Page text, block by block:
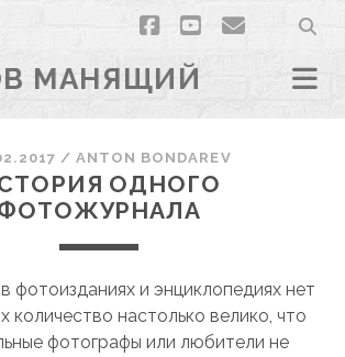
facebook
youtubeemail
МАНЯЩИЙ
/ ANTON BONDAREV
ОДНОГО
фотоизданиях и энциклопедиях нет
количество настолько велико, что
фотографы или любители не